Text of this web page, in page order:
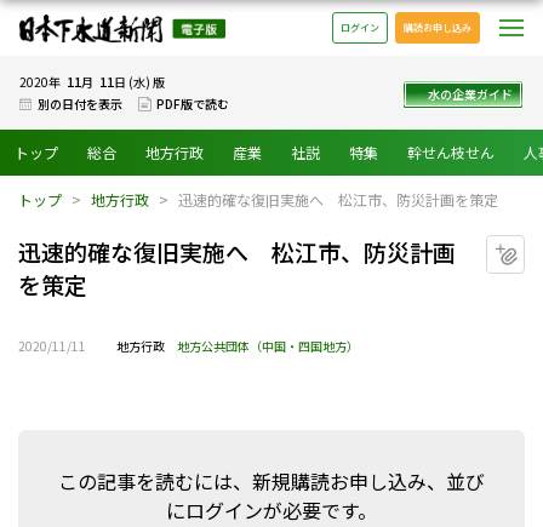
日本下水道新聞 電子版
ログイン 購読お申し込み
2020年 11月 11 日 (水) 版
別の日付を表示
PDF版で読む
水の企業ガイド
トップ 総合 地方行政 産業 社説 特集 幹せん枝せん
トップ 地方行政 迅速的確な復旧実施へ 松江市、防災計画を策定
迅速的確な復旧実施へ 松江市、防災計画
を策定
2020/11/11 地方行政 地方公共団体（中国・四国地方）
この記事を読むには、新規購読お申し込み、並び
にログインが必要です。